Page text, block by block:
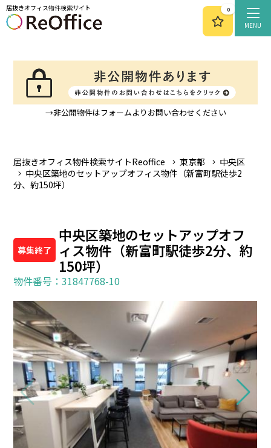
MENU
居抜きオフィス物件検索サイト 0
→非公開物件はフォームよりお問い合わせください
居抜きオフィス物件検索サイトReoffice 東京都
中央区
中央区築地のセットアップオフィス物件（新富町駅徒歩2
分、約150坪）
募集終了
中央区築地のセットアップオフ
ィス物件（新富町駅徒歩2分、約
150坪）
物件番号：31847768-10